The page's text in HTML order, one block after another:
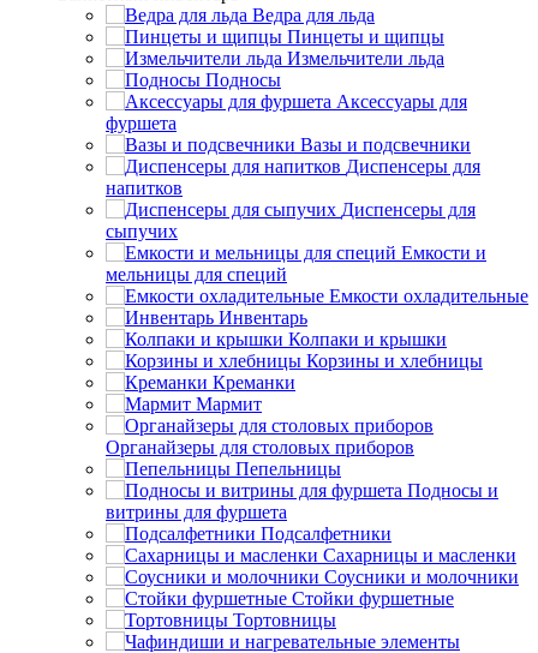
Ведра для льда
Пинцеты и щипцы
Измельчители льда
Подносы
Аксессуары для
фуршета
Вазы и подсвечники
Диспенсеры для
напитков
Диспенсеры для
сыпучих
Емкости и
мельницы для специй
Емкости охладительные
Инвентарь
Колпаки и крышки
Корзины и хлебницы
Креманки
Мармит
Органайзеры для столовых приборов
Пепельницы
Подносы и
витрины для фуршета
Подсалфетники
Сахарницы и масленки
Соусники и молочники
Стойки фуршетные
Тортовницы